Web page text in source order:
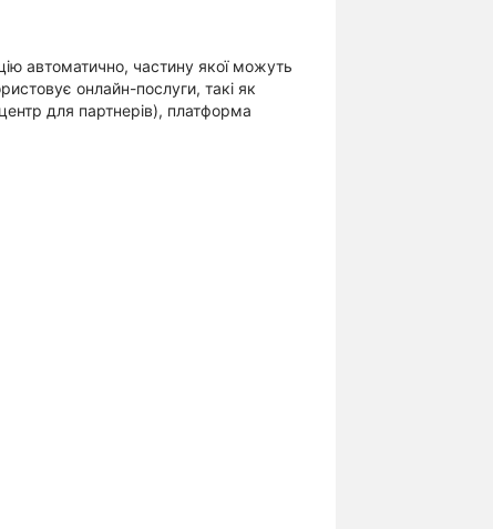
автоматично, частину якої можуть
онлайн-послуги, такі як
для партнерів), платформа